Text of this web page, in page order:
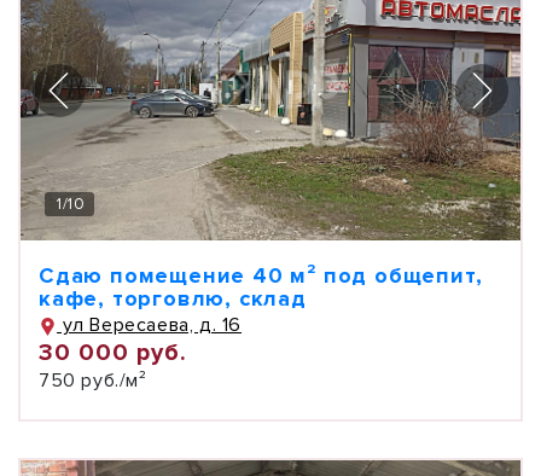
1/10
Сдаю помещение 40 м² под общепит,
кафе, торговлю, склад
ул Вересаева, д. 16
30 000 руб.
750 руб./м²